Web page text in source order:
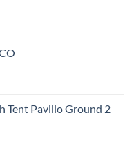
Tent Pavillo Ground 2